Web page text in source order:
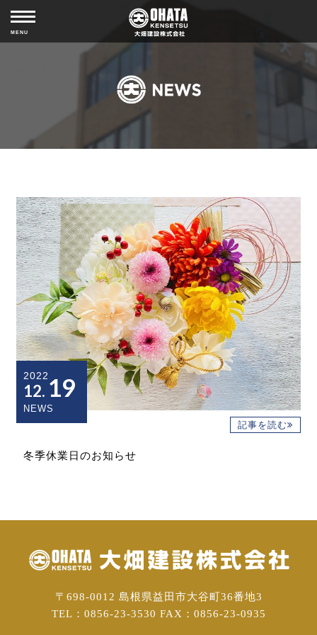
MENU
MISSION
HISTORY
NEWS
記事を読む
冬季休業日のお知らせ
2022
12. 19
NEWS
〒698-0012 島根県益田市大谷町36番地3
TEL：0856-23-3530 FAX：0856-23-0935